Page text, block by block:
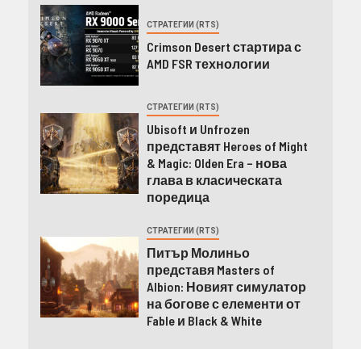
СТРАТЕГИИ (RTS)
Crimson Desert стартира с
AMD FSR технологии
СТРАТЕГИИ (RTS)
Ubisoft и Unfrozen
представят Heroes of Might
& Magic: Olden Era – нова
глава в класическата
поредица
СТРАТЕГИИ (RTS)
Питър Молиньо
представя Masters of
Albion: Новият симулатор
на богове с елементи от
Fable и Black & White